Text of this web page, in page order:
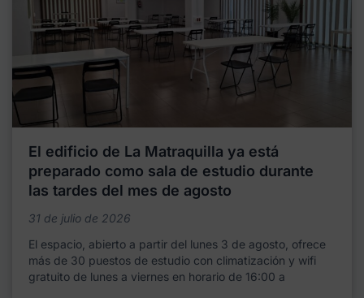
El edificio de La Matraquilla ya está
preparado como sala de estudio durante
las tardes del mes de agosto
31 de julio de 2026
El espacio, abierto a partir del lunes 3 de agosto, ofrece
más de 30 puestos de estudio con climatización y wifi
gratuito de lunes a viernes en horario de 16:00 a